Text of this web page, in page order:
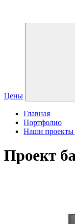
Цены
Главная
Портфолио
Наши проекты
Проект